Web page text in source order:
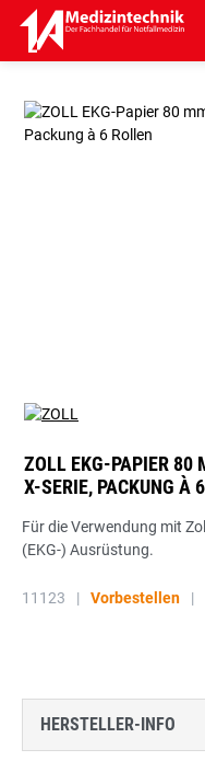
ZOLL EKG-PAPIER 80
-SERIE, PACKUNG À
Für die Verwendung mit
(EKG-) Ausrüstung.
11123 | Vorbestellen |
HERSTELLER-INFO